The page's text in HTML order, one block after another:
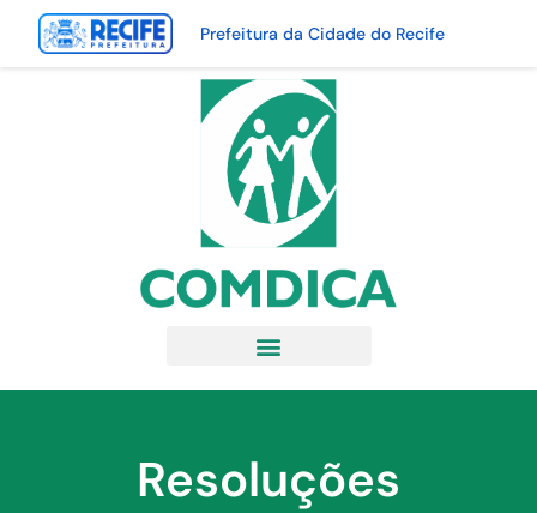
Prefeitura da Cidade do Recife
Resoluções